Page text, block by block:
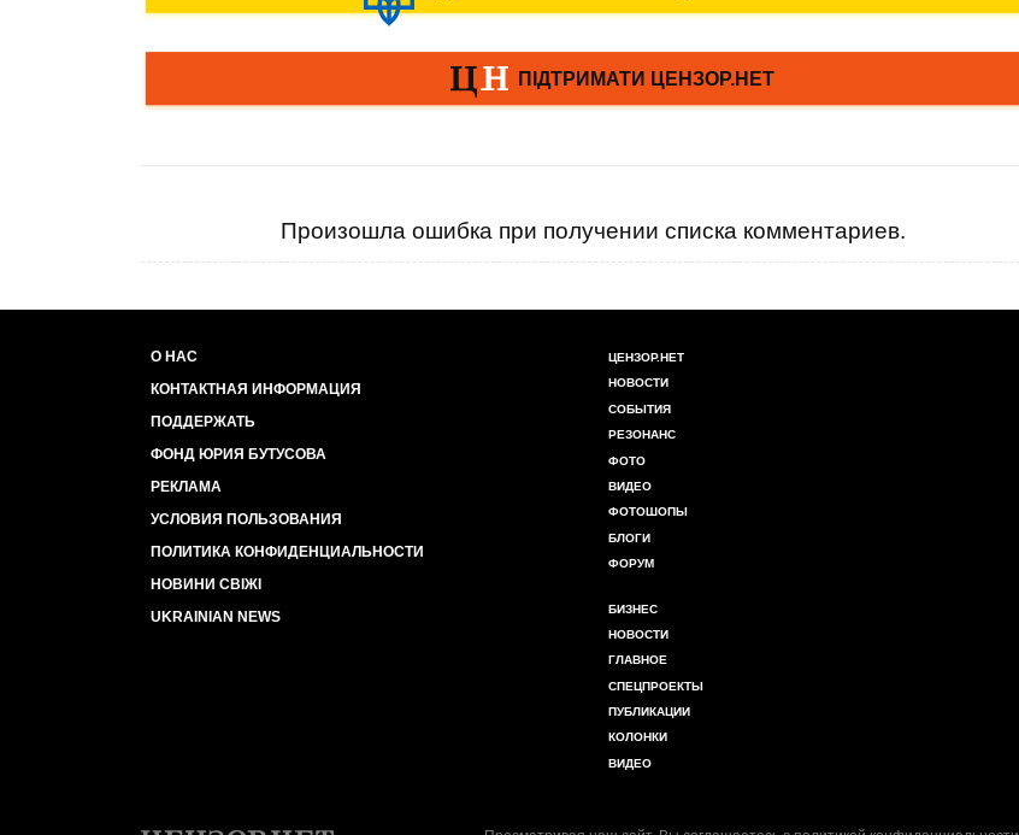
Произошла ошибка при получении списка комментариев.
О НАС
КОНТАКТНАЯ ИНФОРМАЦИЯ
ПОДДЕРЖАТЬ
ФОНД ЮРИЯ БУТУСОВА
РЕКЛАМА
УСЛОВИЯ ПОЛЬЗОВАНИЯ
ПОЛИТИКА КОНФИДЕНЦИАЛЬНОСТИ
НОВИНИ СВІЖІ
UKRAINIAN NEWS
ЦЕНЗОР.НЕТ
НОВОСТИ
СОБЫТИЯ
РЕЗОНАНС
ФОТО
ВИДЕО
ФОТОШОПЫ
БЛОГИ
ФОРУМ
БИЗНЕС
НОВОСТИ
ГЛАВНОЕ
СПЕЦПРОЕКТЫ
ПУБЛИКАЦИИ
КОЛОНКИ
ВИДЕО